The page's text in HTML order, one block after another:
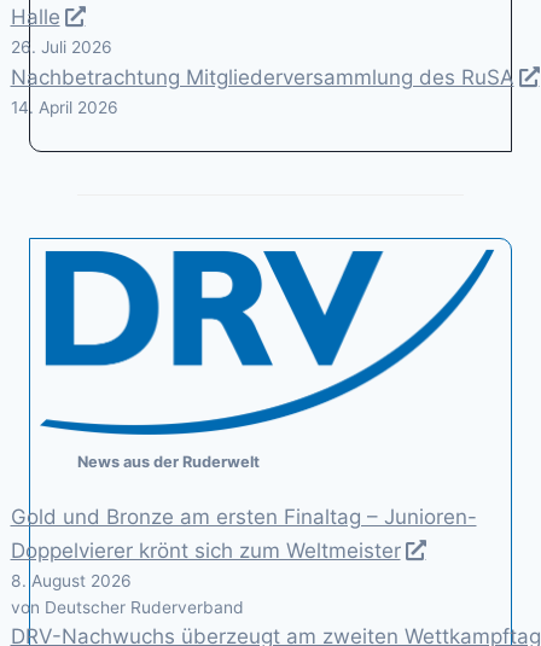
Halle
26. Juli 2026
Nachbetrachtung Mitgliederversammlung des RuSA
14. April 2026
News aus der Ruderwelt
Gold und Bronze am ersten Finaltag – Junioren-
Doppelvierer krönt sich zum Weltmeister
8. August 2026
von Deutscher Ruderverband
DRV-Nachwuchs überzeugt am zweiten Wettkampftag